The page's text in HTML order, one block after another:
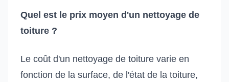
Quel est le prix moyen d'un nettoyage de
toiture ?
Le coût d'un nettoyage de toiture varie en
fonction de la surface, de l'état de la toiture,